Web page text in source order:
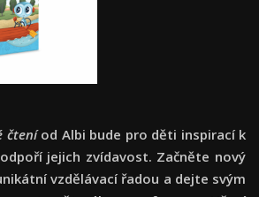
čteníod Albi bude pro děti inspirací k
jejich zvídavost. Začněte nový
vzdělávací řadou a dejte svým